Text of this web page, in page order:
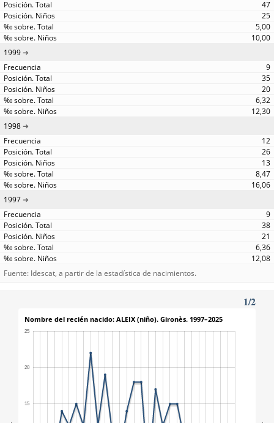
47
25
5,00
10,00
1999
9
35
20
6,32
12,30
1998
12
26
13
8,47
16,06
1997
9
38
21
6,36
12,08
Fuente: Idescat, a partir de la estadística de nacimientos.